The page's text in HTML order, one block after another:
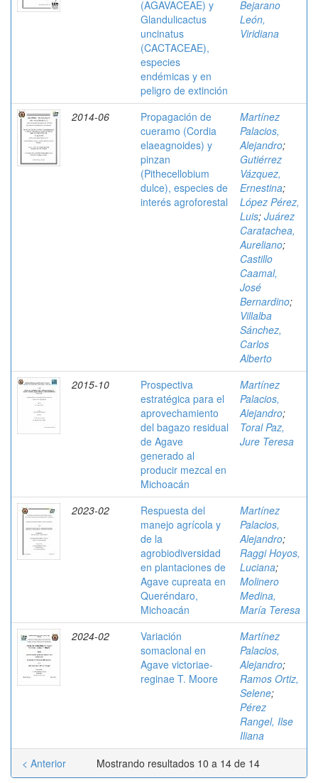
(AGAVACEAE) y
Glandulicactus
uncinatus
(CACTACEAE),
especies
endémicas y en
peligro de extinción
Bejarano
León,
Viridiana
2014-06
Propagación de
cueramo (Cordia
elaeagnoides) y
pinzan
(Pithecellobium
dulce), especies de
interés agroforestal
Martínez
Palacios,
Alejandro;
Gutiérrez
Vázquez,
Ernestina;
López Pérez,
Luis; Juárez
Caratachea,
Aureliano;
Castillo
Caamal,
José
Bernardino;
Villalba
Sánchez,
Carlos
Alberto
2015-10
Prospectiva
estratégica para el
aprovechamiento
del bagazo residual
de Agave
generado al
producir mezcal en
Michoacán
Martínez
Palacios,
Alejandro;
Toral Paz,
Jure Teresa
2023-02
Respuesta del
manejo agrícola y
de la
agrobiodiversidad
en plantaciones de
Agave cupreata en
Queréndaro,
Michoacán
Martínez
Palacios,
Alejandro;
Raggi Hoyos,
Luciana;
Molinero
Medina,
María Teresa
2024-02
Variación
somaclonal en
Agave victoriae-
reginae T. Moore
Martínez
Palacios,
Alejandro;
Ramos Ortiz,
Selene;
Pérez
Rangel, Ilse
Iliana
Mostrando resultados 10 a 14 de 14
< Anterior